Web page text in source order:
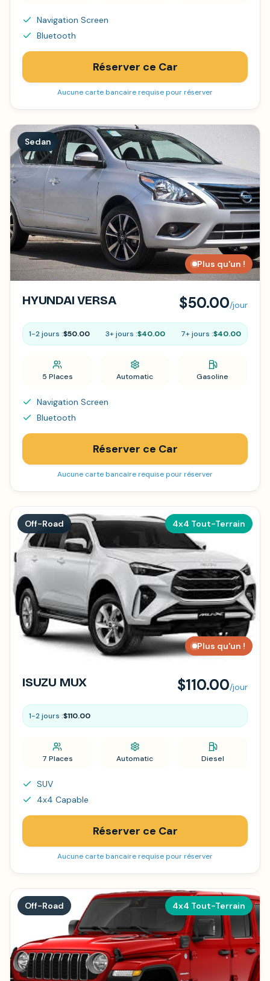
Navigation Screen
Bluetooth
Réserver ce Car
Aucune carte bancaire requise pour réserver
Sedan
Plus qu'un !
HYUNDAI VERSA $50.00/jour
1-2 jours :$50.00 3+ jours :$40.00 7+ jours :$40.00
5 Places Automatic Gasoline
Navigation Screen
Bluetooth
Réserver ce Car
Aucune carte bancaire requise pour réserver
Off-Road 4x4 Tout-Terrain
Plus qu'un !
ISUZU MUX $110.00/jour
1-2 jours :$110.00
7 Places Automatic Diesel
SUV
4x4 Capable
Réserver ce Car
Aucune carte bancaire requise pour réserver
Off-Road 4x4 Tout-Terrain